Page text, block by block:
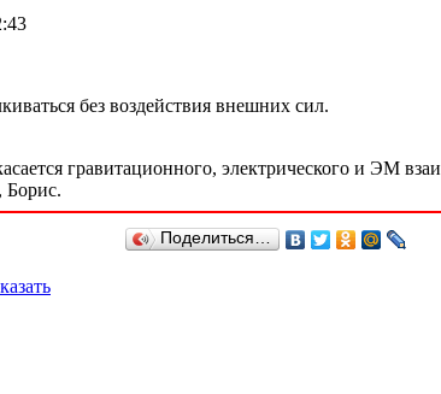
без воздействия внешних сил.
гравитационного, электрического и ЭМ
Борис.
Поделиться…